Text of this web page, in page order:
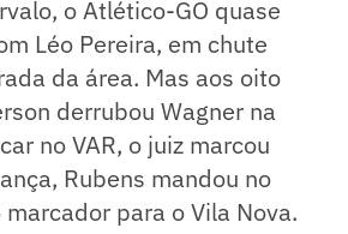
o Atlético-GO quase
Léo Pereira, em chute
da área. Mas aos oito
derrubou Wagner na
no VAR, o juiz marcou
Rubens mandou no
para o Vila Nova.